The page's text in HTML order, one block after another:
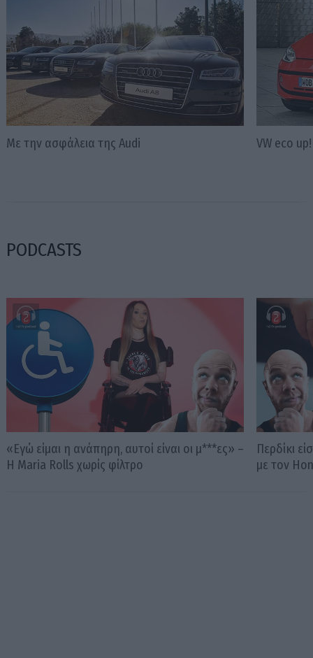
Με την ασφάλεια της Αudi VW eco
PODCASTS
«Εγώ είμαι η ανάπηρη, αυτοί είναι οι μ***ες» –
Η Maria Rolls χωρίς φίλτρο
Περδίκι
με τον